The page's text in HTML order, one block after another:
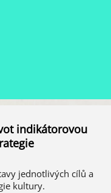
indikátorovou
jednotlivých cílů a
kultury.